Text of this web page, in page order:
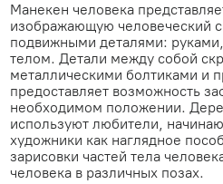
Манекен человека
изображающую человеческий
подвижными деталями:
телом. Детали между собой
металлическими болтиками и
предоставляет возможность
необходимом положении.
используют любители,
художники как наглядное
зарисовки частей тела
человека в различных позах.